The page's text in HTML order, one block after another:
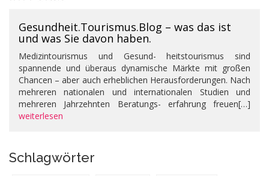
Gesundheit.Tourismus.Blog – was das ist
und was Sie davon haben.
Medizintourismus und Gesund- heitstourismus sind
spannende und überaus dynamische Märkte mit großen
Chancen – aber auch erheblichen Herausforderungen. Nach
mehreren nationalen und internationalen Studien und
mehreren Jahrzehnten Beratungs- erfahrung freuen[…]
weiterlesen
Schlagwörter